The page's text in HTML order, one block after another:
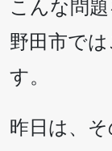
こんな問
野田市で
す。
昨日は、そ